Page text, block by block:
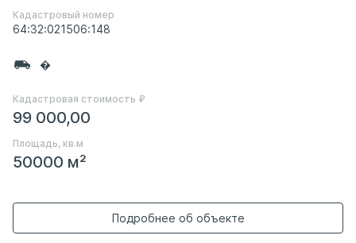
Кадастровый номер
64:32:021506:148
�
Кадастровая стоимость ₽
99 000,00
Площадь, кв.м
50000 м²
Подробнее об объекте